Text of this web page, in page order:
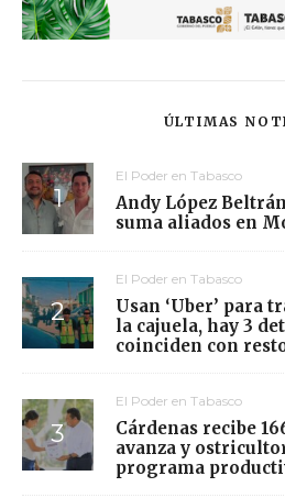
ÚLTIMAS
El Poder en Tabasco
Andy López
suma aliados en
El Poder en Tabasco
Usan ‘Uber’ para
la cajuela, hay 3
coinciden con
El Poder en Tabasco
Cárdenas recibe
avanza y
programa